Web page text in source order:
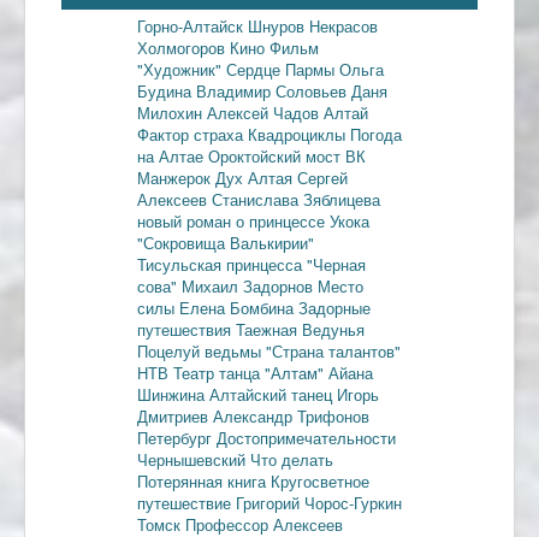
Горно-Алтайск Шнуров Некрасов
Холмогоров Кино Фильм
"Художник" Сердце Пармы Ольга
Будина Владимир Соловьев Даня
Милохин Алексей Чадов Алтай
Фактор страха Квадроциклы Погода
на Алтае Ороктойский мост ВК
Манжерок Дух Алтая Сергей
Алексеев Станислава Зяблицева
новый роман о принцессе Укока
"Сокровища Валькирии"
Тисульская принцесса "Черная
сова" Михаил Задорнов Место
силы Елена Бомбина Задорные
путешествия Таежная Ведунья
Поцелуй ведьмы "Страна талантов"
НТВ Театр танца "Алтам" Айана
Шинжина Алтайский танец Игорь
Дмитриев Александр Трифонов
Петербург Достопримечательности
Чернышевский Что делать
Потерянная книга Кругосветное
путешествие Григорий Чорос-Гуркин
Томск Профессор Алексеев